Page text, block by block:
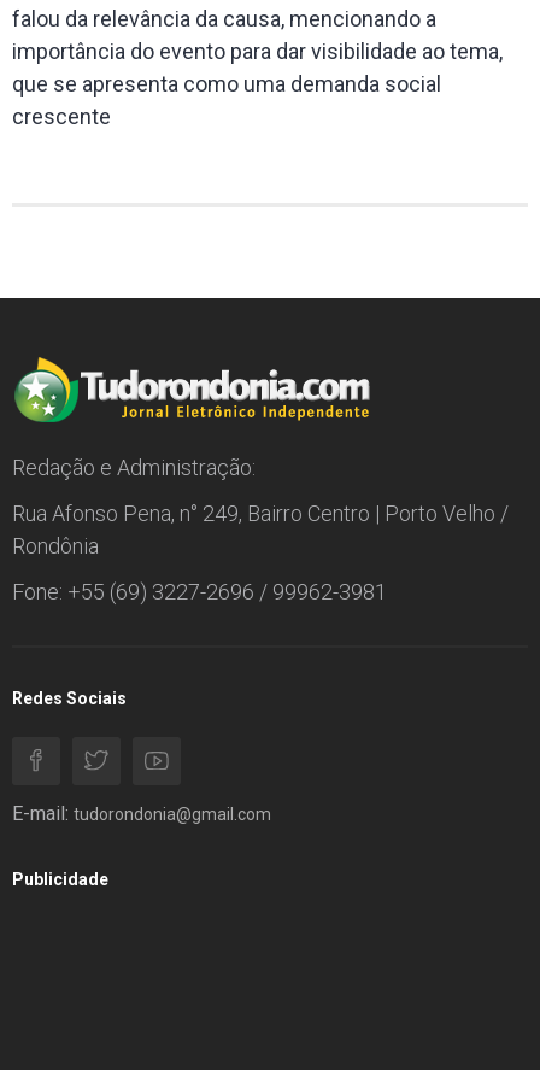
falou da relevância da causa, mencionando a
importância do evento para dar visibilidade ao tema,
que se apresenta como uma demanda social
crescente
Redação e Administração:
Rua Afonso Pena, n° 249, Bairro Centro | Porto Velho /
Rondônia
Fone: +55 (69) 3227-2696 / 99962-3981
Redes Sociais
E-mail: tudorondonia@gmail.com
Publicidade